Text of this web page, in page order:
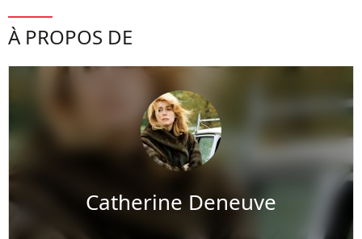
À PROPOS DE
Catherine Deneuve